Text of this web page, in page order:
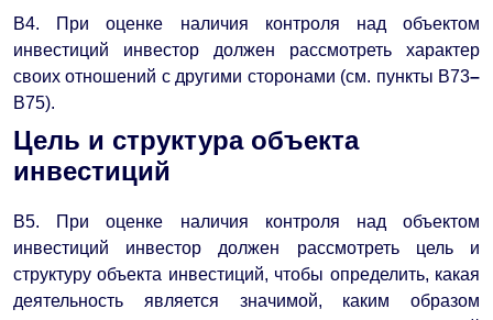
B4. При оценке наличия контроля над объектом
инвестиций инвестор должен рассмотреть характер
своих отношений с другими сторонами (см. пункты B73–
B75).
Цель и структура объекта
инвестиций
B5. При оценке наличия контроля над объектом
инвестиций инвестор должен рассмотреть цель и
структуру объекта инвестиций, чтобы определить, какая
деятельность является значимой, каким образом